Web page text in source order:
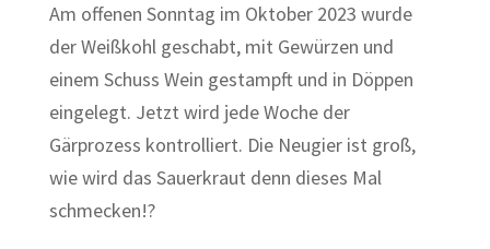
Am offenen Sonntag im Oktober 2023 wurde
der Weißkohl geschabt, mit Gewürzen und
einem Schuss Wein gestampft und in Döppen
eingelegt. Jetzt wird jede Woche der
Gärprozess kontrolliert. Die Neugier ist groß,
wie wird das Sauerkraut denn dieses Mal
schmecken!?